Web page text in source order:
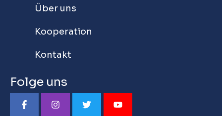
Über uns
Kooperation
Kontakt
Folge uns